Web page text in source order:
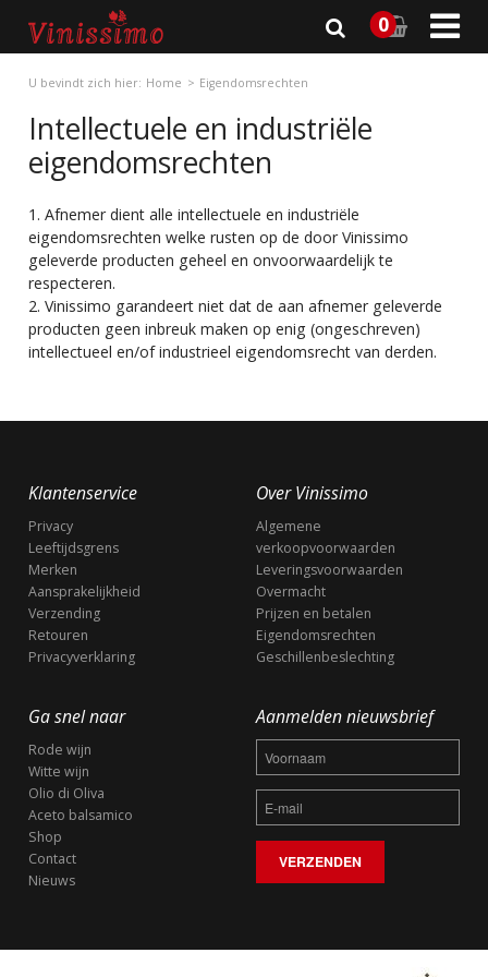
0 
U bevindt zich hier: Home Eigendomsrechten
Intellectuele en industriële
eigendomsrechten
1. Afnemer dient alle intellectuele en industriële
eigendomsrechten welke rusten op de door Vinissimo
geleverde producten geheel en onvoorwaardelijk te
respecteren.
2. Vinissimo garandeert niet dat de aan afnemer geleverde
producten geen inbreuk maken op enig (ongeschreven)
intellectueel en/of industrieel eigendomsrecht van derden.
Klantenservice
Privacy
Leeftijdsgrens
Merken
Aansprakelijkheid
Verzending
Retouren
Privacyverklaring
Over Vinissimo
Algemene
verkoopvoorwaarden
Leveringsvoorwaarden
Overmacht
Prijzen en betalen
Eigendomsrechten
Geschillenbeslechting
Ga snel naar
Rode wijn
Witte wijn
Olio di Oliva
Aceto balsamico
Shop
Contact
Nieuws
Aanmelden nieuwsbrief